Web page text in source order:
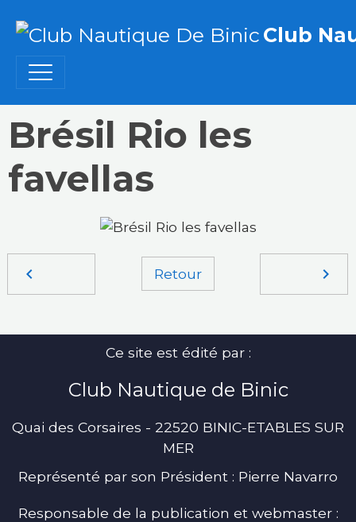
Club
Brésil Rio les
favellas
Retour
Ce site est édité par :
Club Nautique de Binic
Quai des Corsaires - 22520 BINIC-ETABLES SUR
MER
Représenté par son Président : Pierre Navarro
Responsable de la publication et webmaster :